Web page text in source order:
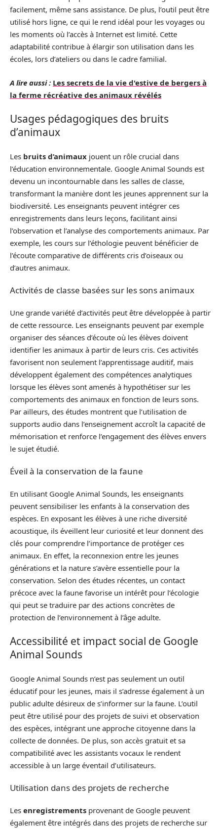
facilement, même sans assistance. De plus, l’outil peut être
utilisé hors ligne, ce qui le rend idéal pour les voyages ou
les moments où l’accès à Internet est limité. Cette
adaptabilité contribue à élargir son utilisation dans les
écoles, lors d’ateliers ou dans le cadre familial.
A lire aussi : Les secrets de la vie d'estive de bergers à
la ferme récréative des animaux révélés
Usages pédagogiques des bruits
d’animaux
Les bruits d’animaux jouent un rôle crucial dans
l’éducation environnementale. Google Animal Sounds est
devenu un incontournable dans les salles de classe,
transformant la manière dont les jeunes apprennent sur la
biodiversité. Les enseignants peuvent intégrer ces
enregistrements dans leurs leçons, facilitant ainsi
l’observation et l’analyse des comportements animaux. Par
exemple, les cours sur l’éthologie peuvent bénéficier de
l’écoute comparative de différents cris d’oiseaux ou
d’autres animaux.
Activités de classe basées sur les sons animaux
Une grande variété d’activités peut être développée à partir
de cette ressource. Les enseignants peuvent par exemple
organiser des séances d’écoute où les élèves doivent
identifier les animaux à partir de leurs cris. Ces activités
favorisent non seulement l’apprentissage auditif, mais
développent également des compétences analytiques
lorsque les élèves sont amenés à hypothétiser sur les
comportements des animaux en fonction de leurs sons.
Par ailleurs, des études montrent que l’utilisation de
supports audio dans l’enseignement accroît la capacité de
mémorisation et renforce l’engagement des élèves envers
le sujet étudié.
Éveil à la conservation de la faune
En utilisant Google Animal Sounds, les enseignants
peuvent sensibiliser les enfants à la conservation des
espèces. En exposant les élèves à une riche diversité
acoustique, ils éveillent leur curiosité et leur donnent des
clés pour comprendre l’importance de protéger ces
animaux. En effet, la reconnexion entre les jeunes
générations et la nature s’avère essentielle pour la
conservation. Selon des études récentes, un contact
précoce avec la faune favorise un intérêt pour l’écologie
qui peut se traduire par des actions concrètes de
protection de l’environnement à l’âge adulte.
Accessibilité et impact social de Google
Animal Sounds
Google Animal Sounds n’est pas seulement un outil
éducatif pour les jeunes, mais il s’adresse également à un
public adulte désireux de s’informer sur la faune. L’outil
peut être utilisé pour des projets de suivi et observation
des espèces, intégrant une approche citoyenne dans la
collecte de données. De plus, son accès gratuit et sa
compatibilité avec les assistants vocaux le rendent
accessible à un large éventail d’utilisateurs.
Utilisation dans des projets de recherche
Les enregistrements provenant de Google peuvent
également être intégrés dans des projets de recherche sur